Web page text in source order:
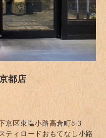
都店
京区東塩小路高倉町8-3
ティロードおもてなし小路